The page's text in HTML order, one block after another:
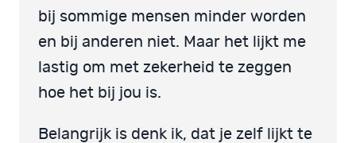
bij sommige mensen minder worden
en bij anderen niet. Maar het lijkt me
lastig om met zekerheid te zeggen
hoe het bij jou is.
Belangrijk is denk ik, dat je zelf lijkt te